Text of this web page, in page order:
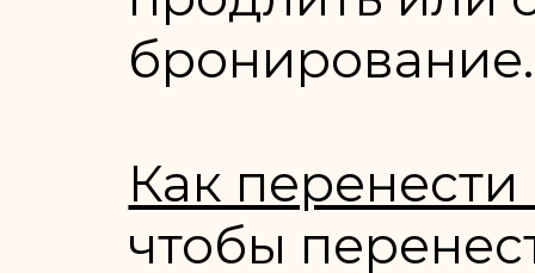
бронирование.
Как
чтобы